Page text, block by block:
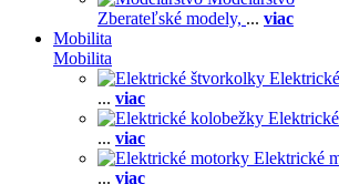
Zberateľské modely, ... viac
Mobilita
Mobilita
... viac
... viac
Elektrické
... viac